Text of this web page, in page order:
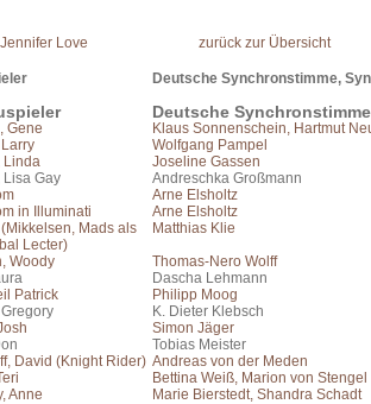
Love zurück zur Übersicht
Deutsche Synchronstimme,
Deutsche
Gene
Klaus Sonnenschein, Hartmut
Wolfgang Pampel
Linda
Joseline Gassen
Lisa Gay
Andreschka Großmann
Arne Elsholtz
in Illuminati
Arne Elsholtz
Mads als
Lecter)
Matthias Klie
Woody
Thomas-Nero Wolff
Dascha Lehmann
Patrick
Philipp Moog
K. Dieter Klebsch
Simon Jäger
Tobias Meister
David (Knight Rider) Andreas von der Meden
Bettina Weiß, Marion von Stengel
Anne
Marie Bierstedt, Shandra Schadt